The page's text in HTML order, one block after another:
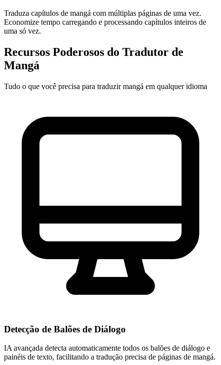
Traduza capítulos de mangá com múltiplas páginas de uma vez.
Economize tempo carregando e processando capítulos inteiros de
uma só vez.
Recursos Poderosos do Tradutor de
Mangá
Tudo o que você precisa para traduzir mangá em qualquer idioma
Detecção de Balões de Diálogo
IA avançada detecta automaticamente todos os balões de diálogo e
painéis de texto, facilitando a tradução precisa de páginas de mangá.